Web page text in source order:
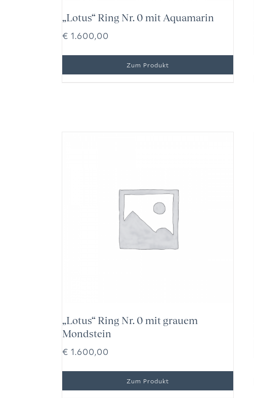
„Lotus“ Ring Nr. 0 mit Aquamarin
€ 1.600,00
„Lotus“ Ring Nr. 0 mit grauem
Mondstein
€ 1.600,00